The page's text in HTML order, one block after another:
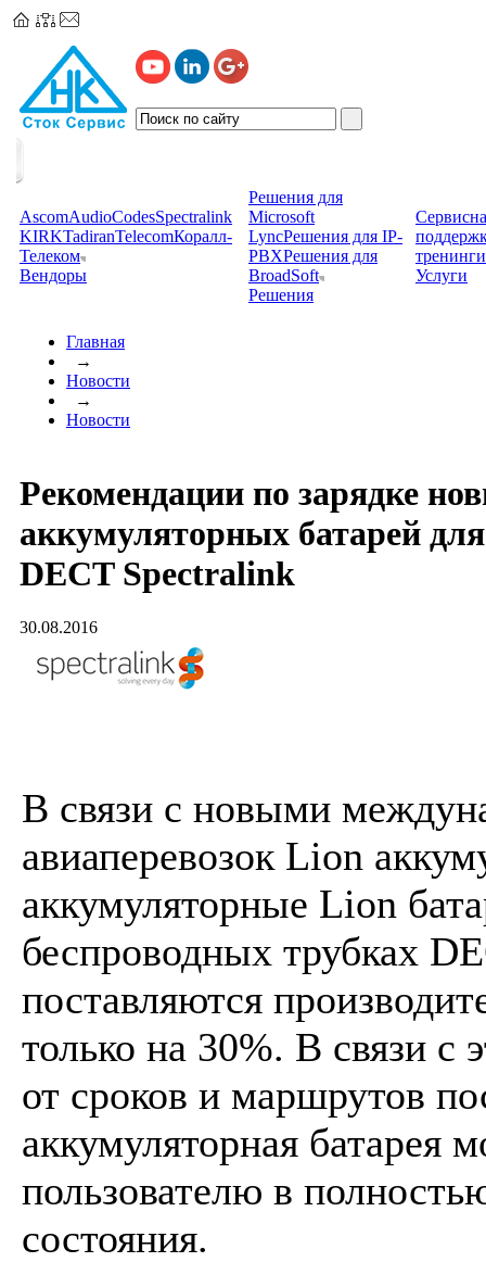
AscomAudioCodesSpectralink
KIRKTadiranTelecomКоралл-
Телеком
Вендоры
Решения для
Microsoft
LyncРешения для IP-
PBXРешения для
BroadSoft
Решения
тренинги
Услуги
Главная
→
Новости
→
Новости
Рекомендации по зарядке
аккумуляторных батарей
DECT Spectralink
30.08.2016
В связи с новыми
авиаперевозок Lion
аккумуляторные Lion
беспроводных трубках
поставляются
только на 30%. В связи с
от сроков и маршрутов
аккумуляторная батарея
пользователю в
состояния.